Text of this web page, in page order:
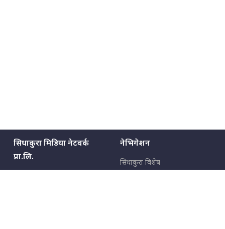
सिधाकुरा मिडिया नेटवर्क
प्रा.लि.
नेभिगेशन
सिधाकुरा विशेष